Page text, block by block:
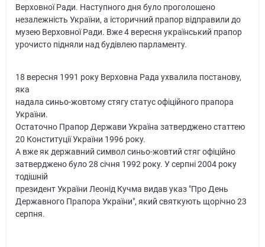
Верховної Ради. Наступного дня було проголошено
незалежність України, а історичний прапор відправили до
музею Верховної Ради. Вже 4 вересня український прапор
урочисто підняли над будівлею парламенту.
18 вересня 1991 року Верховна Рада ухвалила постанову,
яка
надала синьо-жовтому стягу статус офіційного прапора
України.
Остаточно Прапор Держави Україна затверджено статтею
20 Конституції України 1996 року.
А вже як державний символ синьо-жовтий стяг офіційно
затверджено було 28 січня 1992 року. У серпні 2004 року
тодішній
президент України Леонід Кучма видав указ "Про День
Державного Прапора України", який святкують щорічно 23
серпня.